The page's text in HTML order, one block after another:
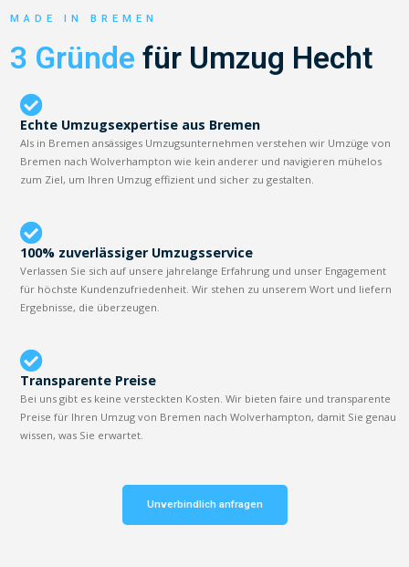
MADE IN BREMEN
3 Gründe für Umzug Hecht
Echte Umzugsexpertise aus Bremen
Als in Bremen ansässiges Umzugsunternehmen verstehen wir Umzüge von
Bremen nach Wolverhampton wie kein anderer und navigieren mühelos
zum Ziel, um Ihren Umzug effizient und sicher zu gestalten.
100% zuverlässiger Umzugsservice
Verlassen Sie sich auf unsere jahrelange Erfahrung und unser Engagement
für höchste Kundenzufriedenheit. Wir stehen zu unserem Wort und liefern
Ergebnisse, die überzeugen.
Transparente Preise
Bei uns gibt es keine versteckten Kosten. Wir bieten faire und transparente
Preise für Ihren Umzug von Bremen nach Wolverhampton, damit Sie genau
wissen, was Sie erwartet.
Unverbindlich anfragen